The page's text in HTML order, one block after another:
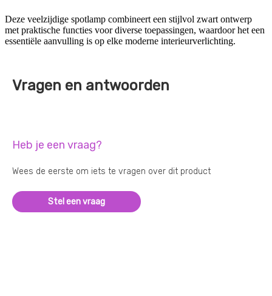
Deze veelzijdige spotlamp combineert een stijlvol zwart ontwerp
met praktische functies voor diverse toepassingen, waardoor het een
essentiële aanvulling is op elke moderne interieurverlichting.
Vragen en antwoorden
Heb je een vraag?
Wees de eerste om iets te vragen over dit product
Stel een vraag